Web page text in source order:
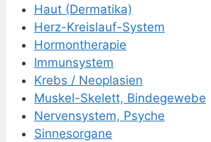
Haut (Dermatika)
Herz-Kreislauf-System
Hormontherapie
Immunsystem
Krebs / Neoplasien
Muskel-Skelett, Bindegewebe
Nervensystem, Psyche
Sinnesorgane